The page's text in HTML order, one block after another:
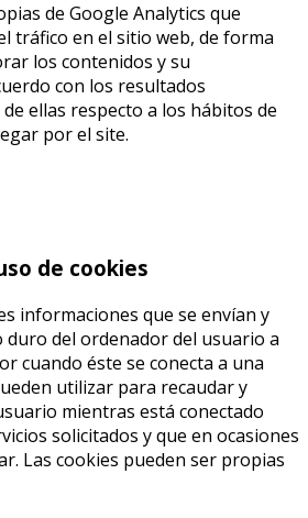
de Google Analytics que
tráfico en el sitio web, de forma
los contenidos y su
con los resultados
ellas respecto a los hábitos de
por el site.
de cookies
informaciones que se envían y
duro del ordenador del usuario a
cuando éste se conecta a una
utilizar para recaudar y
mientras está conectado
solicitados y que en ocasiones
Las cookies pueden ser propias